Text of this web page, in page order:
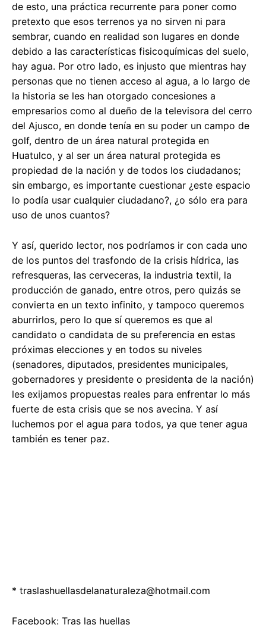
de esto, una práctica recurrente para poner como
pretexto que esos terrenos ya no sirven ni para
sembrar, cuando en realidad son lugares en donde
debido a las características fisicoquímicas del suelo,
hay agua. Por otro lado, es injusto que mientras hay
personas que no tienen acceso al agua, a lo largo de
la historia se les han otorgado concesiones a
empresarios como al dueño de la televisora del cerro
del Ajusco, en donde tenía en su poder un campo de
golf, dentro de un área natural protegida en
Huatulco, y al ser un área natural protegida es
propiedad de la nación y de todos los ciudadanos;
sin embargo, es importante cuestionar ¿este espacio
lo podía usar cualquier ciudadano?, ¿o sólo era para
uso de unos cuantos?
Y así, querido lector, nos podríamos ir con cada uno
de los puntos del trasfondo de la crisis hídrica, las
refresqueras, las cerveceras, la industria textil, la
producción de ganado, entre otros, pero quizás se
convierta en un texto infinito, y tampoco queremos
aburrirlos, pero lo que sí queremos es que al
candidato o candidata de su preferencia en estas
próximas elecciones y en todos su niveles
(senadores, diputados, presidentes municipales,
gobernadores y presidente o presidenta de la nación)
les exijamos propuestas reales para enfrentar lo más
fuerte de esta crisis que se nos avecina. Y así
luchemos por el agua para todos, ya que tener agua
también es tener paz.
* traslashuellasdelanaturaleza@hotmail.com
Facebook: Tras las huellas